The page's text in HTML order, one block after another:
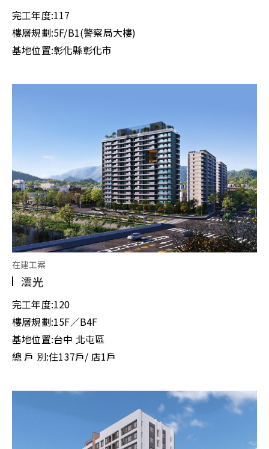
完工年度:117
樓層規劃:5F/B1(警察局大樓)
基地位置:彰化縣彰化市
在建工案
澐光
完工年度:120
樓層規劃:15F／B4F
基地位置:台中 北屯區
總 戶 別:住137戶/ 店1戶